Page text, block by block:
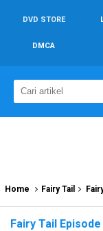
DVD STORE
DMCA
Home Fairy Tail
Fairy Tail